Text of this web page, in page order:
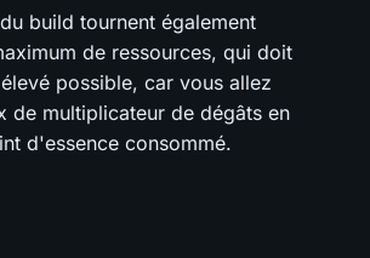
build tournent également
de ressources, qui doit
possible, car vous allez
de multiplicateur de dégâts en
d'essence consommé.